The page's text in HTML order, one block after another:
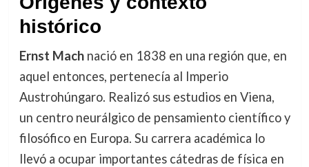
histórico
Ernst Machnació en 1838 en una región que, en
aquel entonces, pertenecía al Imperio
Austrohúngaro. Realizó sus estudios en Viena,
un centro neurálgico de pensamiento científico y
filosófico en Europa. Su carrera académica lo
llevó a ocupar importantes cátedras de física en